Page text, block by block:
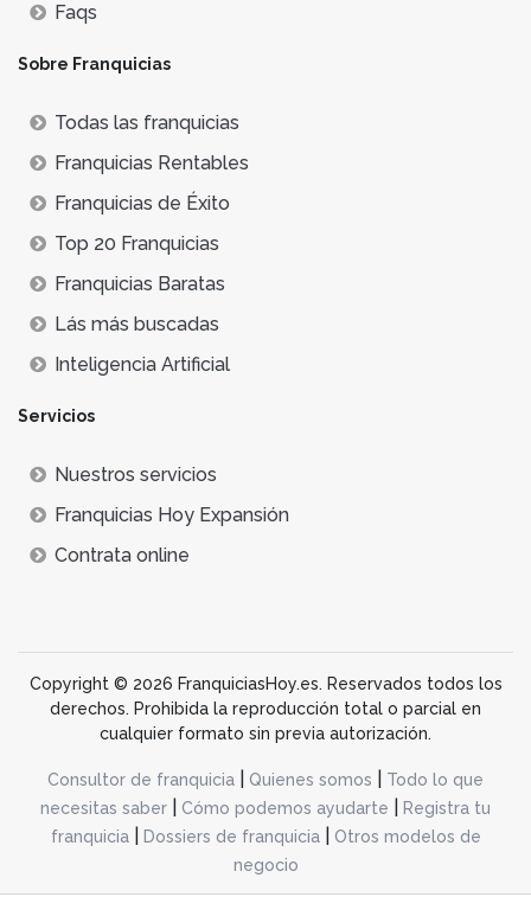
Faqs
Sobre Franquicias
Todas las franquicias
Franquicias Rentables
Franquicias de Éxito
Top 20 Franquicias
Franquicias Baratas
Lás más buscadas
Inteligencia Artificial
Servicios
Nuestros servicios
Franquicias Hoy Expansión
Contrata online
Copyright © 2026 FranquiciasHoy.es. Reservados todos los
derechos. Prohibida la reproducción total o parcial en
cualquier formato sin previa autorización.
Consultor de franquicia Quienes somos
Todo lo que
necesitas saber
Cómo podemos ayudarte
Registra tu
franquicia| Dossiers de franquicia|
Otros modelos de
negocio